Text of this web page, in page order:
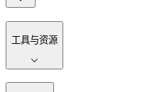
工具与资源